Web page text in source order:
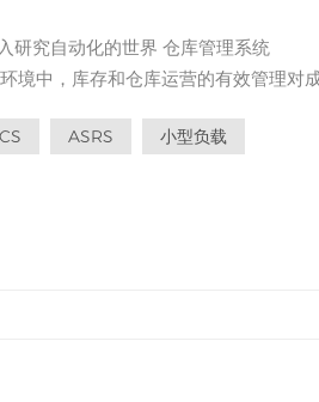
化的世界 仓库管理系统
境中，库存和仓库运营的有效管理对
概述，并探讨其关键功能和好处。 简
...
ASRS
小型负载